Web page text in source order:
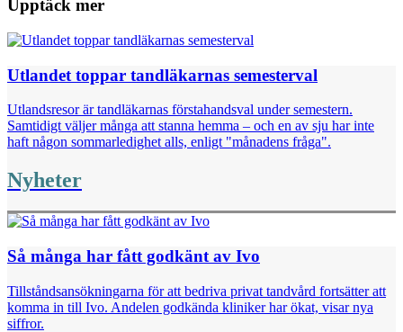
Upptäck mer
Utlandet toppar tandläkarnas semesterval
Utlandsresor är tandläkarnas förstahandsval under semestern.
Samtidigt väljer många att stanna hemma – och en av sju har inte
haft någon sommarledighet alls, enligt "månadens fråga".
Nyheter
Så många har fått godkänt av Ivo
Tillståndsansökningarna för att bedriva privat tandvård fortsätter att
komma in till Ivo. Andelen godkända kliniker har ökat, visar nya
siffror.